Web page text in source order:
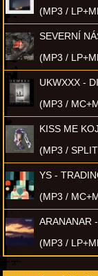
(MP3 /
SEVERNÍ
(MP3 /
UKWXXX -
(MP3 /
KISS ME
(MP3 /
YS -
(MP3 /
ARANANAR
(MP3 /